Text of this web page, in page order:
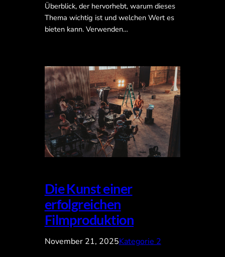
Überblick, der hervorhebt, warum dieses
Thema wichtig ist und welchen Wert es
bieten kann. Verwenden…
Die Kunst einer
erfolgreichen
Filmproduktion
November 21, 2025Kategorie 2